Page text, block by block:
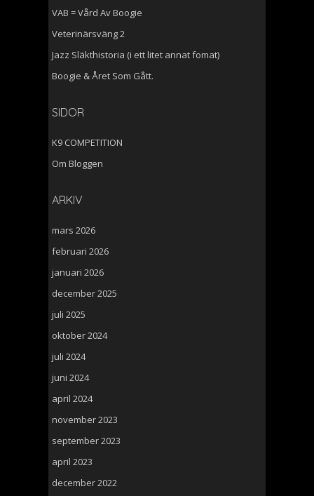
VAB = Vård Av Boogie
Veterinärsväng 2
Jazz Släkthistoria (i ett litet annat fomat)
Boogie & Året Som Gått.
SIDOR
K9 COMPETITION
Om Bloggen
ARKIV
mars 2026
februari 2026
januari 2026
december 2025
juli 2025
oktober 2024
juli 2024
juni 2024
april 2024
november 2023
september 2023
april 2023
december 2022